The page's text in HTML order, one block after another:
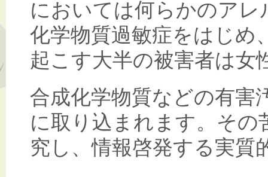
においては何らかのア
化学物質過敏症をはじめ
起こす大半の被害者は女
合成化学物質などの有害
に取り込まれます。その
究し、情報啓発する実質